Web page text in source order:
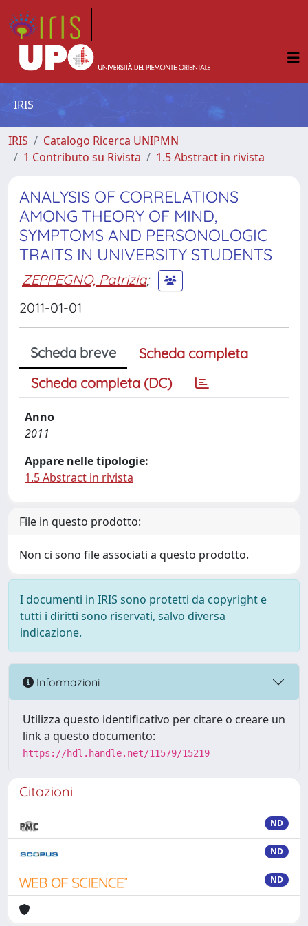
IRIS
IRIS
Catalogo Ricerca UNIPMN
1 Contributo su Rivista
1.5 Abstract in rivista
ANALYSIS OF CORRELATIONS
AMONG THEORY OF MIND,
SYMPTOMS AND PERSONOLOGIC
TRAITS IN UNIVERSITY STUDENTS
ZEPPEGNO, Patrizia;
2011-01-01
Scheda breve
Scheda completa
Scheda completa (DC)
Anno
2011
Appare nelle tipologie:
1.5 Abstract in rivista
File in questo prodotto:
Non ci sono file associati a questo prodotto.
I documenti in IRIS sono protetti da copyright e
tutti i diritti sono riservati, salvo diversa
indicazione.
Informazioni
Utilizza questo identificativo per citare o creare un
link a questo documento:
https://hdl.handle.net/11579/15219
Citazioni
ND
ND
ND